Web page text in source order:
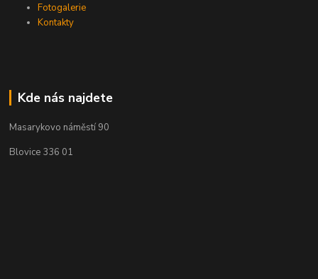
Fotogalerie
Kontakty
Kde nás najdete
Masarykovo náměstí 90
Blovice 336 01